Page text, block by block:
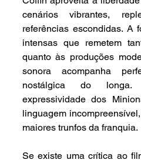
cenários vibrantes,
referências escondidas. A
intensas que remetem
quanto às produções
sonora acompanha
nostálgica do
expressividade dos
linguagem
maiores trunfos da franquia.
Se existe uma crítica ao